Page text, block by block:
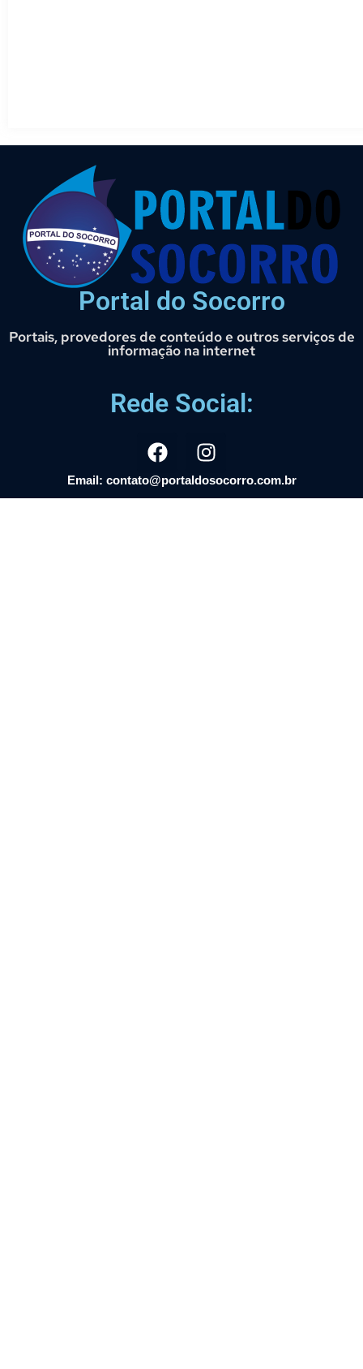
Portal do Socorro
Portais, provedores de conteúdo e outros serviços de
informação na internet
Rede Social:
Email: contato@portaldosocorro.com.br